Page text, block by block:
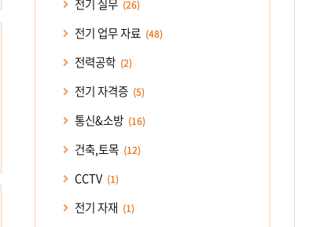
전기 실무 (26)
전기 업무 자료 (48)
전력공학 (2)
전기 자격증 (5)
통신&소방 (16)
건축,토목 (12)
CCTV (1)
전기 자재 (1)